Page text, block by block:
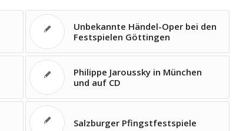
Unbekannte Händel-Oper bei den
Festspielen Göttingen
Philippe Jaroussky in München
und auf CD
Salzburger Pfingstfestspiele